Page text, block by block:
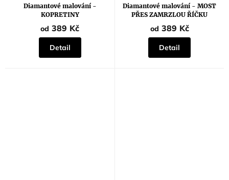
Diamantové malování -
KOPRETINY
produktu
je
5,0
z
5
hvězdiček.
od 389 Kč
Detail
Diamantové malování - MOST
PŘES ZAMRZLOU ŘÍČKU
produktu
je
5,0
z
5
hvězdiček.
od 389 Kč
Detail